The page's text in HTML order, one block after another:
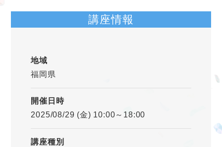
講座情報
地域
福岡県
開催日時
2025/08/29 (金) 10:00～18:00
講座種別